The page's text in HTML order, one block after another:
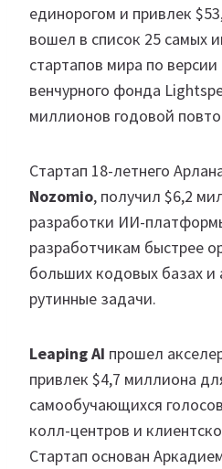
единорогом и привлек
вошел в список 25 самых
стартапов мира по
венчурного фонда
миллионов годовой
Стартап 18-летнего
Nozomio, получил $6,2
разработки ИИ-
разработчикам быстрее
больших кодовых базах и
рутинные задачи.
Leaping AI прошел
привлек $4,7 миллиона
самообучающихся
колл-центров и
Стартап основан